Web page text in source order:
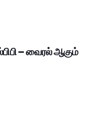
– வைரல் ஆகும்